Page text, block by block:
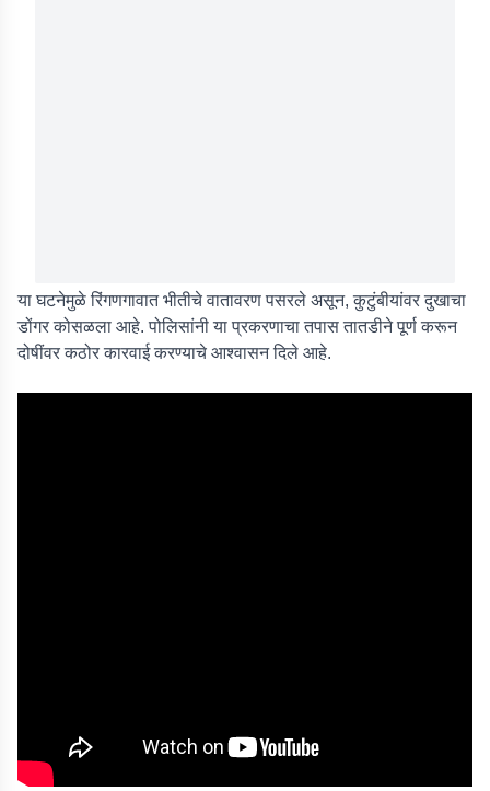
या घटनेमुळे रिंगणगावात भीतीचे वातावरण पसरले असून, कुटुंबीयांवर दुखाचा
डोंगर कोसळला आहे. पोलिसांनी या प्रकरणाचा तपास तातडीने पूर्ण करून
दोषींवर कठोर कारवाई करण्याचे आश्वासन दिले आहे.